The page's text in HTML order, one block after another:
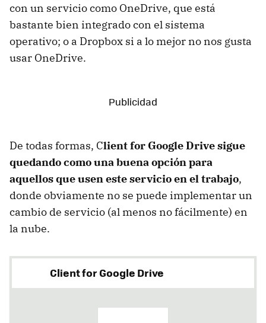
con un servicio como OneDrive, que está
bastante bien integrado con el sistema
operativo; o a Dropbox si a lo mejor no nos gusta
usar OneDrive.
De todas formas, Client for Google Drive sigue
quedando como una buena opción para
aquellos que usen este servicio en el trabajo,
donde obviamente no se puede implementar un
cambio de servicio (al menos no fácilmente) en
la nube.
Client for Google Drive